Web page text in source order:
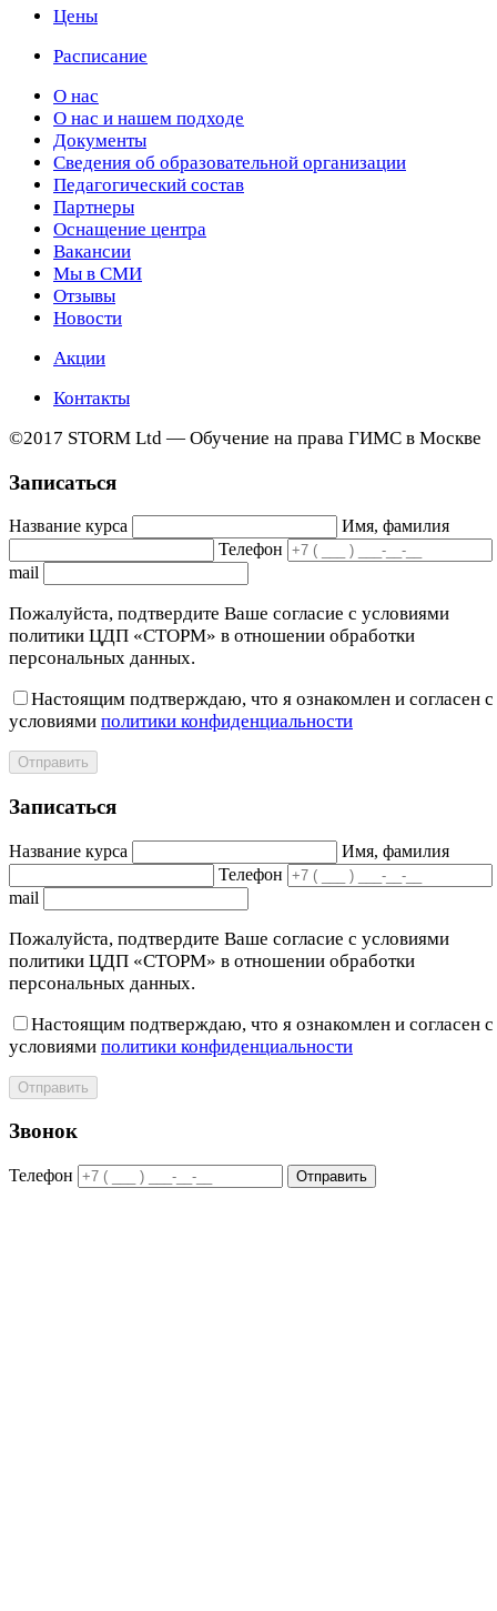
Цены
Расписание
О нас
О нас и нашем подходе
Документы
Сведения об образовательной организации
Педагогический состав
Партнеры
Оснащение центра
Вакансии
Мы в СМИ
Отзывы
Новости
Акции
Контакты
©2017 STORM Ltd — Обучение на права ГИМС в Москве
Записаться
Название курса
Имя, фамилия
Телефон
mail
Пожалуйста, подтвердите Ваше согласие с условиями
политики ЦДП «СТОРМ» в отношении обработки
персональных данных.
Настоящим подтверждаю, что я ознакомлен и согласен с
условиями политики конфиденциальности
Отправить
Записаться
Название курса
Имя, фамилия
Телефон
mail
Пожалуйста, подтвердите Ваше согласие с условиями
политики ЦДП «СТОРМ» в отношении обработки
персональных данных.
Настоящим подтверждаю, что я ознакомлен и согласен с
условиями политики конфиденциальности
Отправить
Звонок
Телефон Отправить